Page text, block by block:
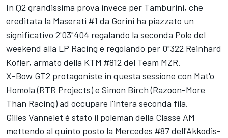
In Q2 grandissima prova invece per Tamburini, che
ereditata la Maserati #1 da Gorini ha piazzato un
significativo 2'03"404 regalando la seconda Pole del
weekend alla LP Racing e regolando per 0"322 Reinhard
Kofler, armato della KTM #812 del Team MZR.
X-Bow GT2 protagoniste in questa sessione con Mat'o
Homola (RTR Projects) e Simon Birch (Razoon-More
Than Racing) ad occupare l'intera seconda fila.
Gilles Vannelet è stato il poleman della Classe AM
mettendo al quinto posto la Mercedes #87 dell'Akkodis-